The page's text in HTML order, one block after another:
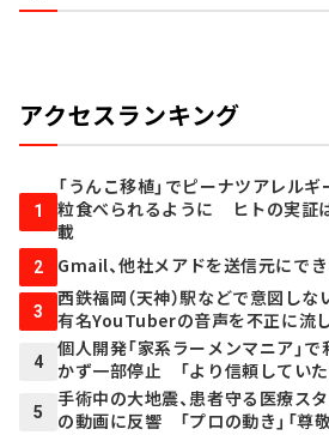
アクセスランキング
1
「うんこ移植」でピーナツアレル
粒食べられるように ヒトの実
載
2 Gmail、他社メアドを送信元にで
3
西鉄福岡（天神）駅などで意図し
有名YouTuberの音声を不正に流
4
個人開発「家系ラーメンマニア」
かず一部停止 「より信頼していた
5
手術中の大地震、患者守る医療
の動画に反響 「プロの動き」「尊敬